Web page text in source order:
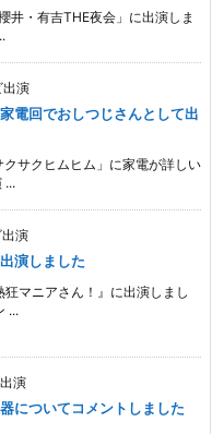
井・有吉THE夜会」に出演しま
出演
電回でおしつじさんとして出
サクヒムヒム」に家電が詳しい
...
演
演しました
マニアさん！』に出演しまし
...
演
についてコメントしました